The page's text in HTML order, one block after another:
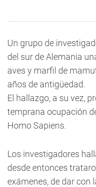
Un grupo de
del sur de Alemania
aves y marfil de
años de antigüedad.
El hallazgo, a su vez,
temprana ocupación
Homo Sapiens.
Los investigadores
desde entonces
exámenes, de dar con